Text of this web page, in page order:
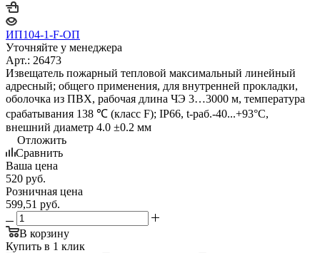
ИП104-1-F-ОП
Уточняйте у менеджера
Арт.: 26473
Извещатель пожарный тепловой максимальный линейный
адресный; общего применения, для внутренней прокладки,
оболочка из ПВХ, рабочая длина ЧЭ 3…3000 м, температура
срабатывания 138 ℃ (класс F); IP66, t-раб.-40...+93°C,
внешний диаметр 4.0 ±0.2 мм
Отложить
Сравнить
Ваша цена
520 руб.
Розничная цена
599,51 руб.
В корзину
Купить в 1 клик